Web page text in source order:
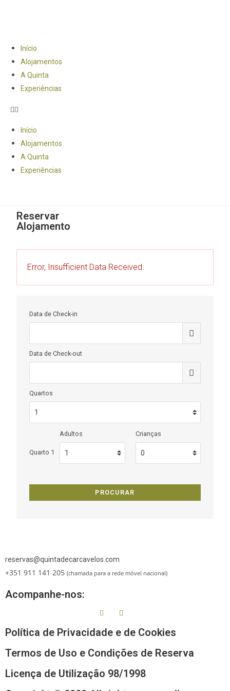
Início
Alojamentos
A Quinta
Experiências
Início
Alojamentos
A Quinta
Experiências
Reservar
Alojamento
Error, Insufficient Data Received.
Data de Check-in
Data de Check-out
Quartos
Quarto 1
Adultos Crianças
reservas@quintadecarcavelos.com
+351 911 141 205 (chamada para a rede móvel nacional)
Acompanhe-nos:
Política de Privacidade e de Cookies
Termos de Uso e Condições de Reserva
Licença de Utilização 98/1998